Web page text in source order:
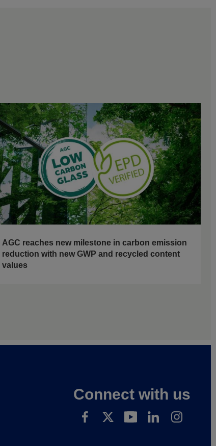
AGC reaches new milestone in carbon emission
reduction with new GWP and recycled content
values
Connect with us